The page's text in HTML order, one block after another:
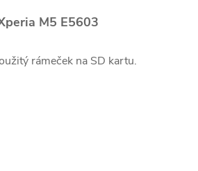
M5 E5603
rámeček na SD kartu.